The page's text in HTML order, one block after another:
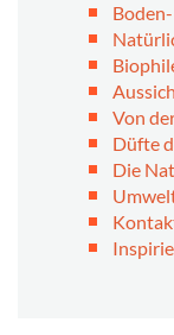
Von
Düfte
Die